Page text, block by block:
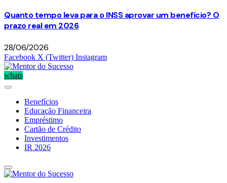
Quanto tempo leva para o INSS aprovar um benefício? O
prazo real em 2026
28/06/2026
Facebook X (Twitter) Instagram
whats
Benefícios
Educação Financeira
Empréstimo
Cartão de Crédito
Investimentos
IR 2026